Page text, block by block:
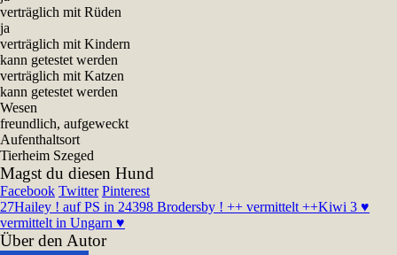
verträglich mit Rüden
ja
verträglich mit Kindern
kann getestet werden
verträglich mit Katzen
kann getestet werden
Wesen
freundlich, aufgeweckt
Aufenthaltsort
Tierheim Szeged
Magst du diesen Hund
Facebook Twitter Pinterest
27Hailey ! auf PS in 24398 Brodersby ! ++ vermittelt ++Kiwi 3 ♥
vermittelt in Ungarn ♥
Über den Autor